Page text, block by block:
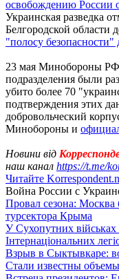
освобождению России
Украинская разведка
Белгородской области
"полосу
23 мая Минобороны РФ
подразделения были
убито более 70
подтверждения этих
добровольческий
Минобороны и
Новини від
наш канал https://t.me/
Читайте
Война России с
Провал сезона: Москва
турсектора Крыма
У Сухопутних військах
Інтернаціональних
Взрыв в Сыктывкаре:
Стали известны